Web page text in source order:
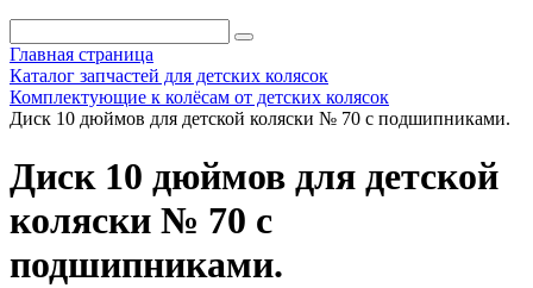
Главная страница
Каталог запчастей для детских колясок
Комплектующие к колёсам от детских колясок
Диск 10 дюймов для детской коляски № 70 с подшипниками.
Диск 10 дюймов для детской
коляски № 70 с
подшипниками.